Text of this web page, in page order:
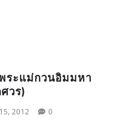
ระแม่กวนอิมมหา
วร)
2012 0